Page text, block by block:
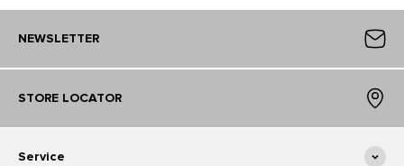
NEWSLETTER
STORE LOCATOR
Service